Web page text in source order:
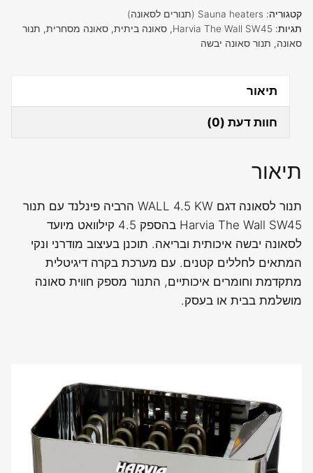
לסאונה
דגם
הרביה
קטגוריה: Sauna heaters (תנורים לסאונה)
תגיות: Harvia The Wall SW45
, סאונה ביתית, סאונה מסחרית, תנור
סאונה, תנור סאונה יבשה
תיאור
חוות דעת (0)
תיאור
תנור לסאונה דגם WALL 4.5 KW הרביה פינלנד עם תנור
Harvia The Wall SW45 בהספק 4.5 קילוואט מיועד
לסאונה יבשה איכותית ובריאה. תוכנן בעיצוב מודרני ונקי
המתאים לחללים קטנים. עם מערכת בקרה דיגיטלית
מתקדמת וחומרים איכותיים, התנור מספק חווית סאונה
מושלמת בבית או בעסק.